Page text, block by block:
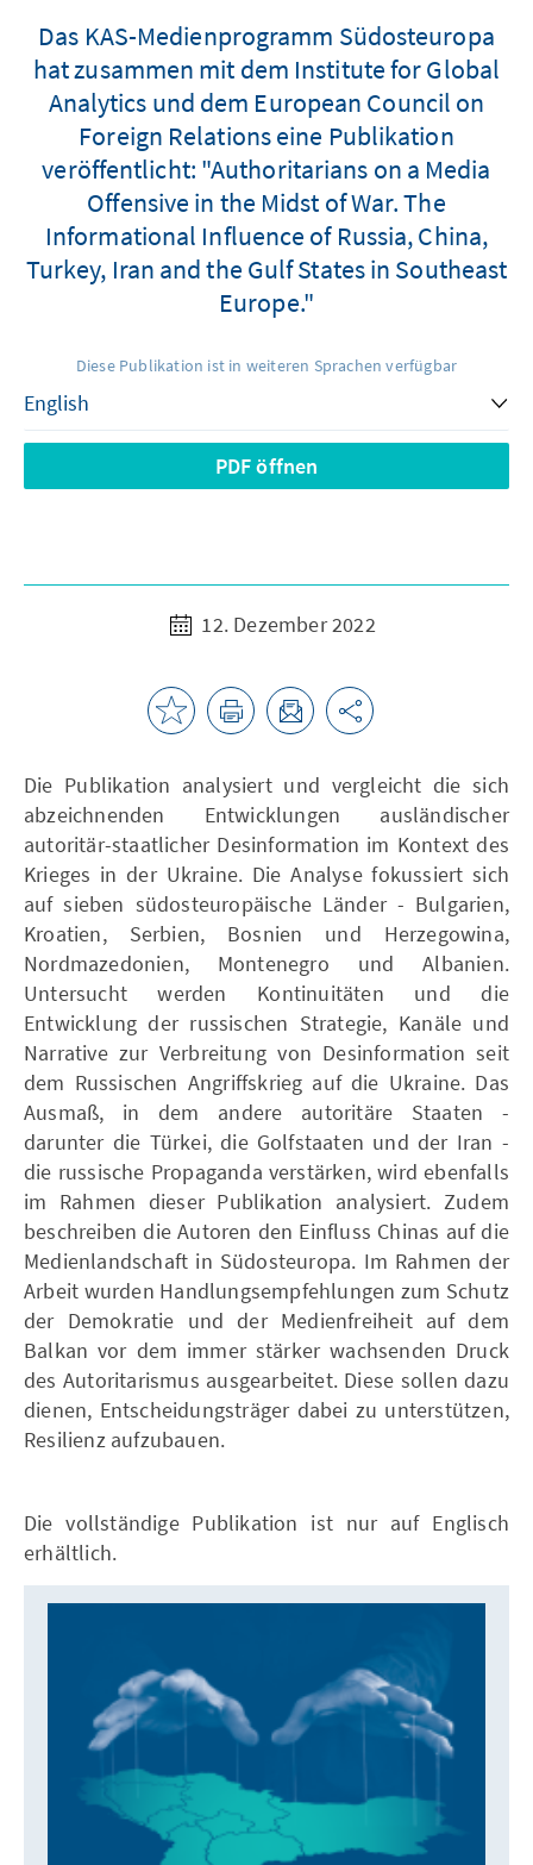
Das KAS-Medienprogramm Südosteuropa
hat zusammen mit dem Institute for Global
Analytics und dem European Council on
Foreign Relations eine Publikation
veröffentlicht: "Authoritarians on a Media
Offensive in the Midst of War. The
Informational Influence of Russia, China,
Turkey, Iran and the Gulf States in Southeast
Europe."
Diese Publikation ist in weiteren Sprachen verfügbar
PDF öffnen
12. Dezember 2022
Die Publikation analysiert und vergleicht die sich
abzeichnenden Entwicklungen ausländischer
autoritär-staatlicher Desinformation im Kontext des
Krieges in der Ukraine. Die Analyse fokussiert sich
auf sieben südosteuropäische Länder - Bulgarien,
Kroatien, Serbien, Bosnien und Herzegowina,
Nordmazedonien, Montenegro und Albanien.
Untersucht werden Kontinuitäten und die
Entwicklung der russischen Strategie, Kanäle und
Narrative zur Verbreitung von Desinformation seit
dem Russischen Angriffskrieg auf die Ukraine. Das
Ausmaß, in dem andere autoritäre Staaten -
darunter die Türkei, die Golfstaaten und der Iran -
die russische Propaganda verstärken, wird ebenfalls
im Rahmen dieser Publikation analysiert. Zudem
beschreiben die Autoren den Einfluss Chinas auf die
Medienlandschaft in Südosteuropa. Im Rahmen der
Arbeit wurden Handlungsempfehlungen zum Schutz
der Demokratie und der Medienfreiheit auf dem
Balkan vor dem immer stärker wachsenden Druck
des Autoritarismus ausgearbeitet. Diese sollen dazu
dienen, Entscheidungsträger dabei zu unterstützen,
Resilienz aufzubauen.
Die vollständige Publikation ist nur auf Englisch
erhältlich.